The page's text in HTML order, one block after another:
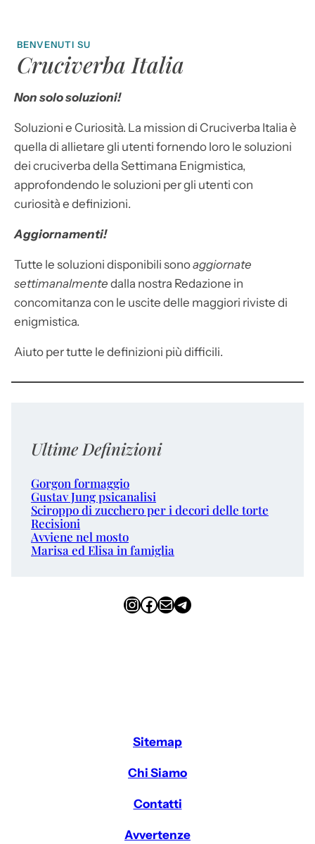
BENVENUTI SU
Cruciverba Italia
Non solo soluzioni!
Soluzioni e Curiosità. La mission di Cruciverba Italia è
quella di allietare gli utenti fornendo loro le soluzioni
dei cruciverba della Settimana Enigmistica,
approfondendo le soluzioni per gli utenti con
curiosità e definizioni.
Aggiornamenti!
Tutte le soluzioni disponibili sonoaggiornate
settimanalmente dalla nostra Redazione in
concomitanza con le uscite delle maggiori riviste di
enigmistica.
Aiuto per tutte le definizioni più difficili.
Ultime Definizioni
Gorgon formaggio
Gustav Jung psicanalisi
Sciroppo di zucchero per i decori delle torte
Recisioni
Avviene nel mosto
Marisa ed Elisa in famiglia
InstagramFacebook Email Telegram
Sitemap
Chi Siamo
Contatti
Avvertenze